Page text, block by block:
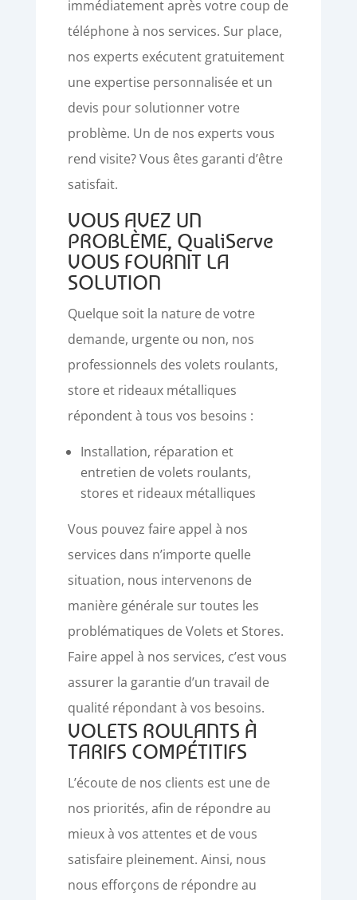
immédiatement après votre coup de
téléphone à nos services. Sur place,
nos experts exécutent gratuitement
une expertise personnalisée et un
devis pour solutionner votre
problème. Un de nos experts vous
rend visite? Vous êtes garanti d’être
satisfait.
VOUS AVEZ UN
PROBLÈME, QualiServe
VOUS FOURNIT LA
SOLUTION
Quelque soit la nature de votre
demande, urgente ou non, nos
professionnels des volets roulants,
store et rideaux métalliques
répondent à tous vos besoins :
Installation, réparation et
entretien de volets roulants,
stores et rideaux métalliques
Vous pouvez faire appel à nos
services dans n’importe quelle
situation, nous intervenons de
manière générale sur toutes les
problématiques de Volets et Stores.
Faire appel à nos services, c’est vous
assurer la garantie d’un travail de
qualité répondant à vos besoins.
VOLETS ROULANTS À
TARIFS COMPÉTITIFS
L’écoute de nos clients est une de
nos priorités, afin de répondre au
mieux à vos attentes et de vous
satisfaire pleinement. Ainsi, nous
nous efforçons de répondre au